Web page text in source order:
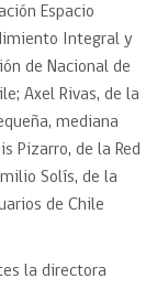
Espacio
Integral y
de Nacional de
Axel Rivas, de la
mediana
Pizarro, de la Red
Solís, de la
de Chile
la directora